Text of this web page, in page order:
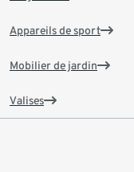
Appareils de sport
Mobilier de jardin
Valises